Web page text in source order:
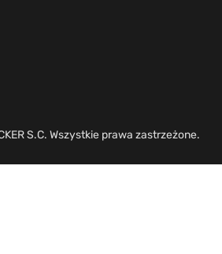
S.C. Wszystkie prawa zastrzeżone.